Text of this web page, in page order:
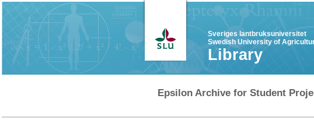
Sveriges lantbruksuniversitet
Swedish University of
Library
Epsilon Archive for Student